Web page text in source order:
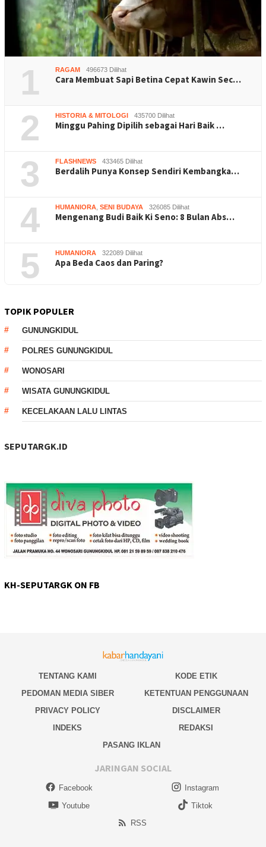
1 RAGAM 496673 Dilihat
Cara Membuat Sapi Betina Cepat Kawin Sec…
2 HISTORIA & MITOLOGI 435700 Dilihat
Minggu Pahing Dipilih sebagai Hari Baik …
3 FLASHNEWS 433465 Dilihat
Berdalih Punya Konsep Sendiri Kembangka…
4 HUMANIORA SENI BUDAYA 326085 Dilihat
Mengenang Budi Baik Ki Seno: 8 Bulan Abs…
5 HUMANIORA 322089 Dilihat
Apa Beda Caos dan Paring?
TOPIK POPULER
GUNUNGKIDUL
POLRES GUNUNGKIDUL
WONOSARI
WISATA GUNUNGKIDUL
KECELAKAAN LALU LINTAS
SEPUTARGK.ID
KH-SEPUTARGK ON FB
TENTANG KAMI
KODE ETIK
PEDOMAN MEDIA SIBER
KETENTUAN PENGGUNAAN
PRIVACY POLICY
DISCLAIMER
INDEKS
REDAKSI
PASANG IKLAN
JARINGAN SOCIAL
Facebook
Instagram
Youtube
Tiktok
RSS